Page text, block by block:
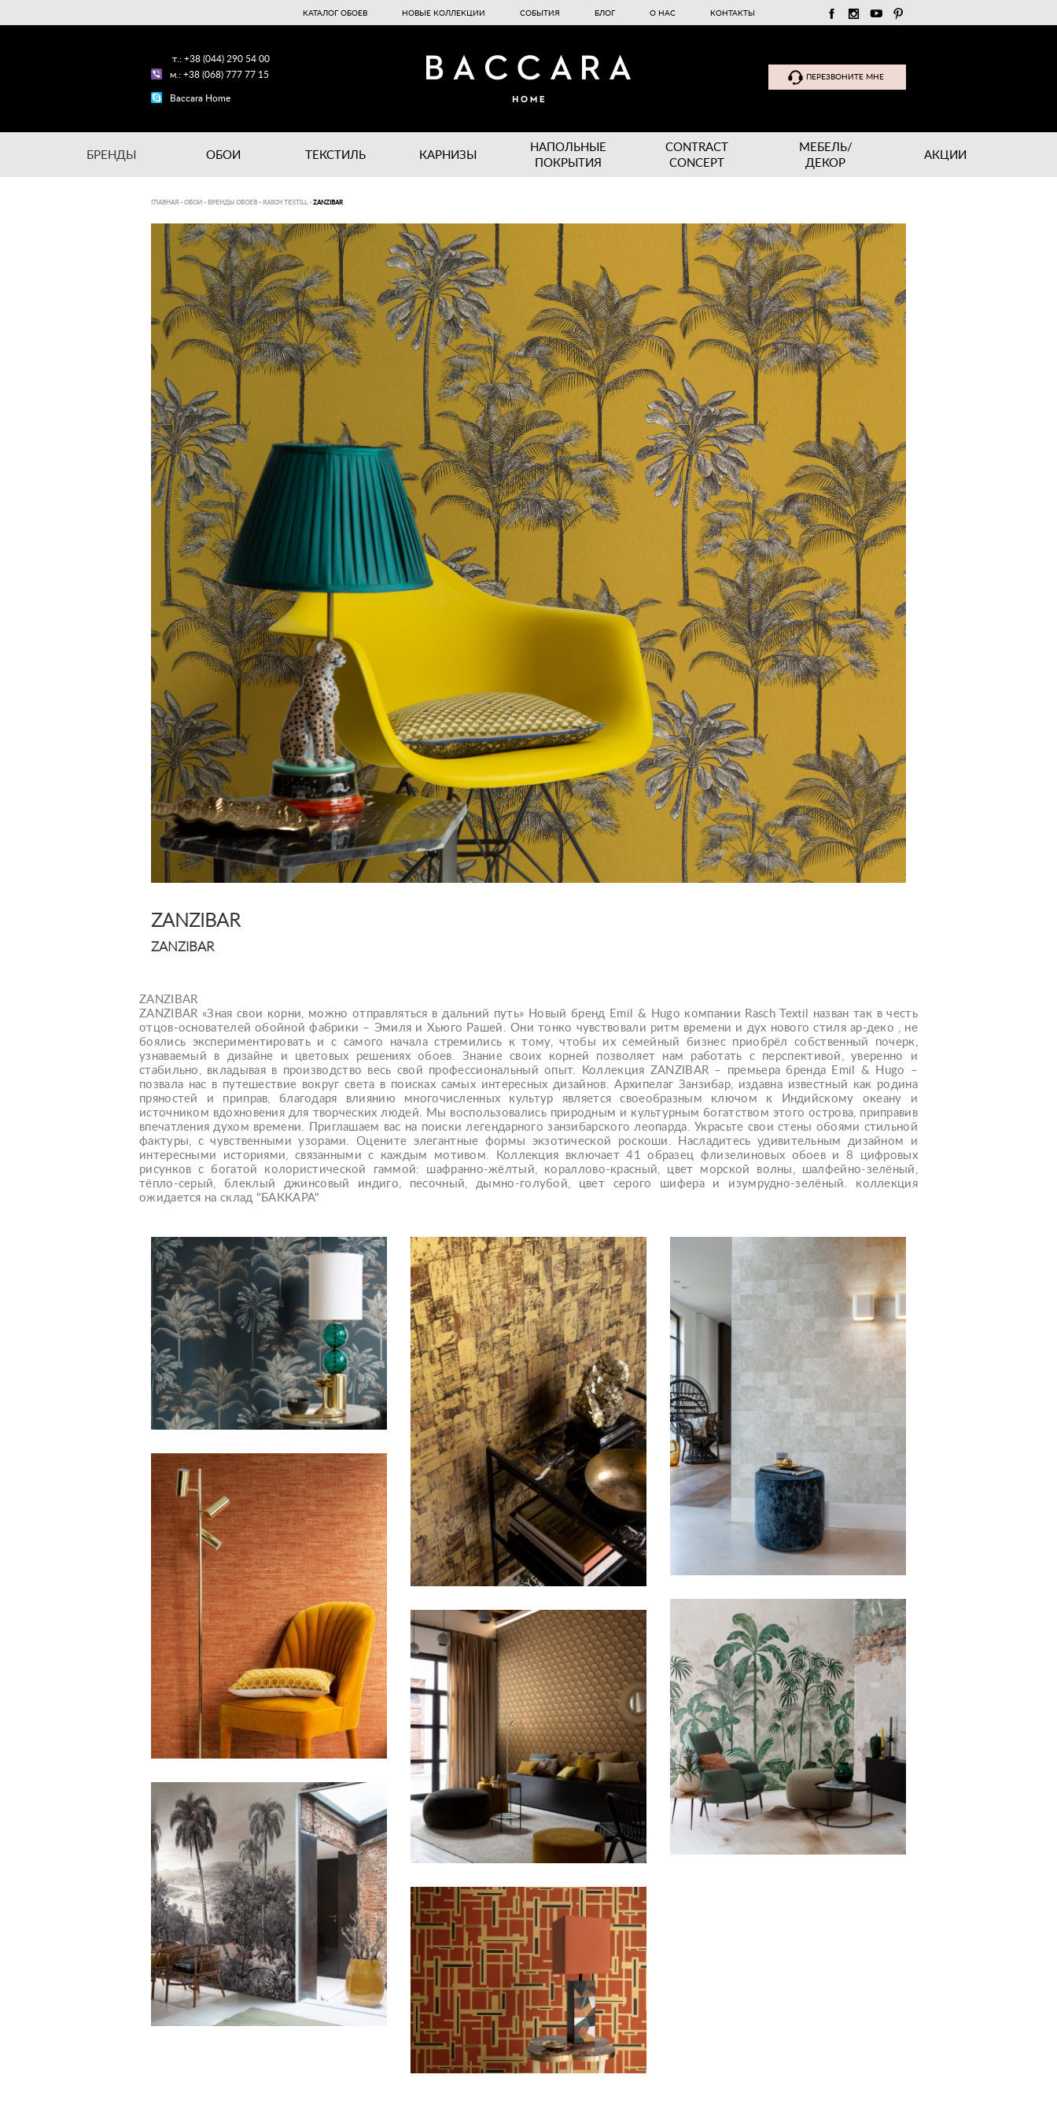
КАТАЛОГ ОБОЕВ НОВЫЕ КОЛЛЕКЦИИ СОБЫТИЯ БЛОГ О НАС КОНТАКТЫ
т.: +38 (044) 290 54 00
м.: +38 (068) 777 77 15
Baccara Home
ПЕРЕЗВОНИТЕ МНЕ
БРЕНДЫ ОБОИ ТЕКСТИЛЬ КАРНИЗЫ
НАПОЛЬНЫЕ
ПОКРЫТИЯ
CONTRACT
CONCEPT
МЕБЕЛЬ/
ДЕКОР
АКЦИИ
ГЛАВНАЯ - ОБОИ - БРЕНДЫ ОБОЕВ - RASCH TEXTILL- ZANZIBAR
ZANZIBAR
ZANZIBAR
ZANZIBAR
ZANZIBAR «Зная свои корни, можно отправляться в дальний путь» Новый бренд Emil & Hugo компании Rasch Textil назван так в честь
отцов-основателей обойной фабрики – Эмиля и Хьюго Рашей. Они тонко чувствовали ритм времени и дух нового стиля ар-декo , не
боялись экспериментировать и с самого начала стремились к тому, чтобы их семейный бизнес приобрёл собственный почерк,
узнаваемый в дизайне и цветовых решениях обоев. Знание своих корней позволяет нам работать с перспективой, уверенно и
стабильно, вкладывая в производство весь свой профессиональный опыт. Коллекция ZANZIBAR – премьера бренда Emil & Hugo –
позвала нас в путешествие вокруг света в поисках самых интересных дизайнов. Архипелаг Занзибар, издавна известный как родина
пряностей и приправ, благодаря влиянию многочисленных культур является своеобразным ключом к Индийскому океану и
источником вдохновения для творческих людей. Мы воспользовались природным и культурным богатством этого острова, приправив
впечатления духом времени. Приглашаем вас на поиски легендарного занзибарского леопарда. Украсьте свои стены обоями стильной
фактуры, с чувственными узорами. Оцените элегантные формы экзотической роскоши. Насладитесь удивительным дизайном и
интересными историями, связанными с каждым мотивом. Коллекция включает 41 образец флизелиновых обоев и 8 цифровых
рисунков с богатой колористической гаммой: шафранно-жёлтый, кораллово-красный, цвет морской волны, шалфейно-зелёный,
тёпло-серый, блеклый джинсовый индиго, песочный, дымно-голубой, цвет серого шифера и изумрудно-зелёный. коллекция
ожидается на склад "БАККАРА"